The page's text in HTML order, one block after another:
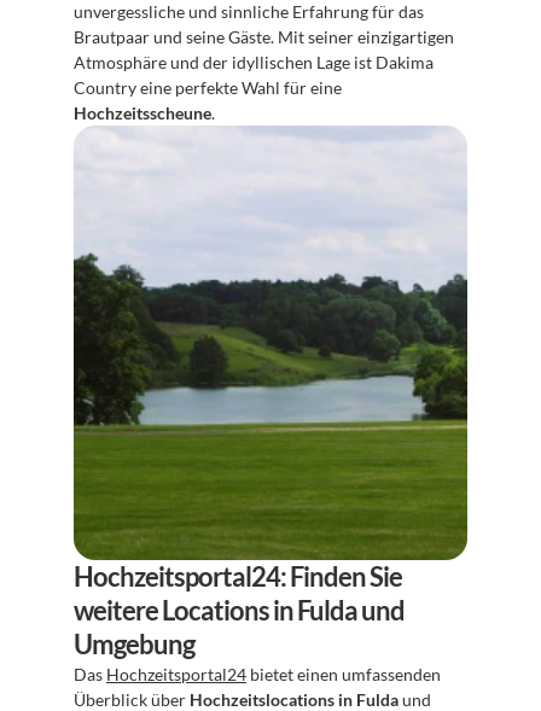
unvergessliche und sinnliche Erfahrung für das
Brautpaar und seine Gäste. Mit seiner einzigartigen
Atmosphäre und der idyllischen Lage ist Dakima
Hochzeitsscheune.
Hochzeitsportal24: Finden Sie
weitere Locations in Fulda und
Umgebung
Das Hochzeitsportal24 bietet einen umfassenden
Überblick über Hochzeitslocations in Fulda und